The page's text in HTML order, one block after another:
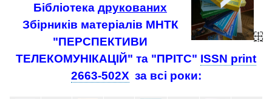
Бібліотека друкованих
Збірників матеріалів МНТК
"ПЕРСПЕКТИВИ
ТЕЛЕКОМУНІКАЦІЙ" та "ПРІТС" ISSN print
2663-502X за всі роки: